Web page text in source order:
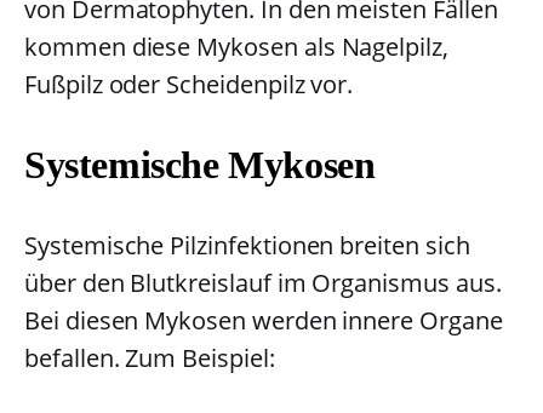
von Dermatophyten. In den meisten Fällen
kommen diese Mykosen als Nagelpilz,
Fußpilz oder Scheidenpilz vor.
Systemische Mykosen
Systemische Pilzinfektionen breiten sich
über den Blutkreislauf im Organismus aus.
Bei diesen Mykosen werden innere Organe
befallen. Zum Beispiel: